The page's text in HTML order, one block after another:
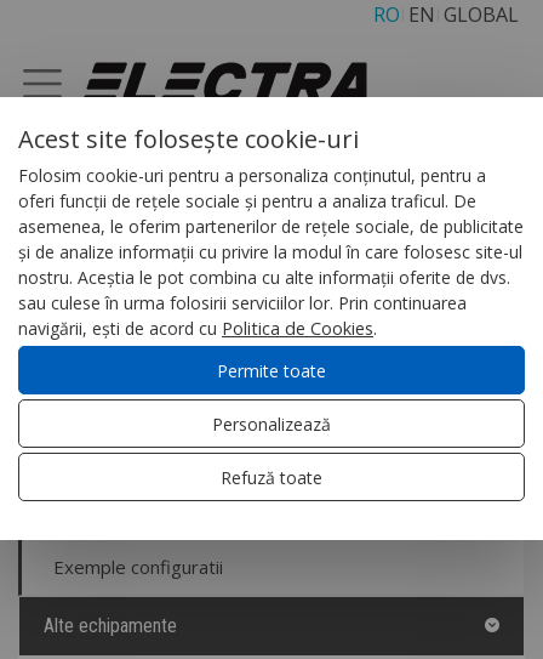
RO EN GLOBAL
PRODUSE SI SERVICII
Videointerfoane si interfoane
Gama Touch Line
Gama PASS Digital
Gama PASS Analogic
Exemple configuratii
Alte echipamente
Acest site folosește cookie-uri
Folosim cookie-uri pentru a personaliza conținutul, pentru a
oferi funcții de rețele sociale și pentru a analiza traficul. De
asemenea, le oferim partenerilor de rețele sociale, de publicitate
și de analize informații cu privire la modul în care folosesc site-ul
nostru. Aceștia le pot combina cu alte informații oferite de dvs.
sau culese în urma folosirii serviciilor lor. Prin continuarea
navigării, ești de acord cu Politica de Cookies.
Permite toate
Personalizează
Refuză toate